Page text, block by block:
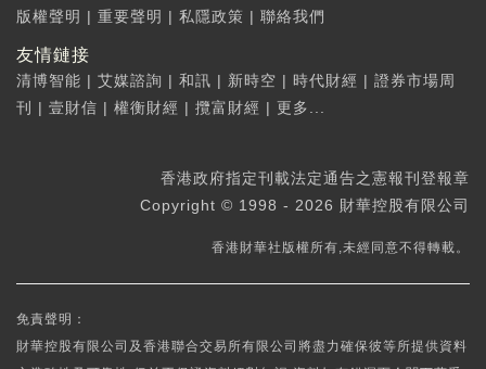
版權聲明 | 重要聲明 | 私隱政策 | 聯絡我們
友情鏈接
清博智能 | 艾媒諮詢 | 和訊 | 新時空 | 時代財經 | 證券市場周
刊
| 壹財信 | 權衡財經 | 攬富財經 | 更多...
香港政府指定刊載法定通告之憲報刊登報章
Copyright © 1998 - 2026 財華控股有限公司
香港財華社版權所有,未經同意不得轉載。
免責聲明：
財華控股有限公司及香港聯合交易所有限公司將盡力確保彼等所提供資料